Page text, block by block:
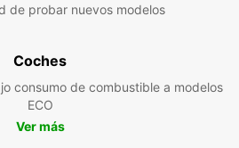
de probar nuevos modelos
Coches
consumo de combustible a modelos
ECO
Ver más